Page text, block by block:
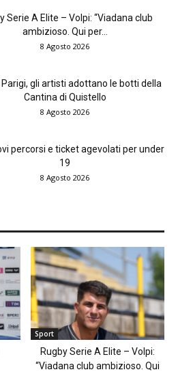
Serie A Elite – Volpi: “Viadana club
ambizioso. Qui per...
8 Agosto 2026
Parigi, gli artisti adottano le botti della
Cantina di Quistello
8 Agosto 2026
percorsi e ticket agevolati per under
19
8 Agosto 2026
Sport
Rugby Serie A Elite – Volpi:
“Viadana club ambizioso. Qui